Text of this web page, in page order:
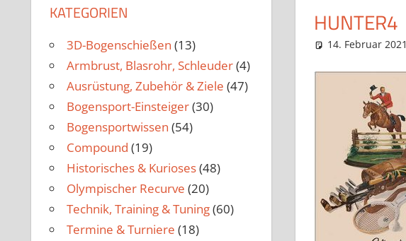
HUNTER4
14. Februar 2021
KATEGORIEN
3D-Bogenschießen (13)
Armbrust, Blasrohr, Schleuder(4)
Ausrüstung, Zubehör & Ziele (47)
Bogensport-Einsteiger(30)
Bogensportwissen (54)
Compound (19)
Historisches & Kurioses(48)
Olympischer Recurve (20)
Technik, Training & Tuning(60)
Termine & Turniere (18)